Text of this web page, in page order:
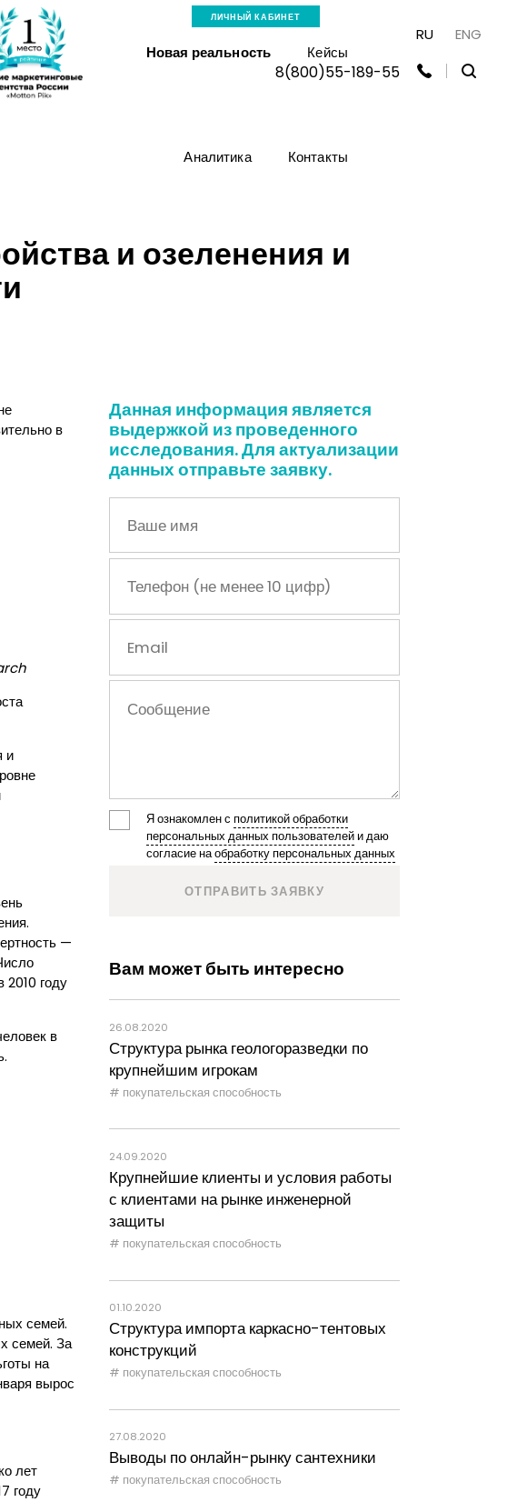
ЛИЧНЫЙ КАБИНЕТ
Новая реальность Кейсы
Аналитика Контакты
RU ENG
8(800)55-189-55
и озеленения и
в
и
—
году
в
семей.
семей. За
на
вырос
лет
году
Данная информация является
выдержкой из проведенного
исследования. Для актуализации
данных отправьте заявку.
Я ознакомлен сполитикой обработки
персональных данных пользователейи даю
согласие наобработку персональных данных
Вам может быть интересно
26.08.2020
Структура рынка геологоразведки по
крупнейшим игрокам
покупательская способность
24.09.2020
Крупнейшие клиенты и условия работы
с клиентами на рынке инженерной
защиты
покупательская способность
01.10.2020
Структура импорта каркасно-тентовых
конструкций
покупательская способность
27.08.2020
Выводы по онлайн-рынку сантехники
покупательская способность